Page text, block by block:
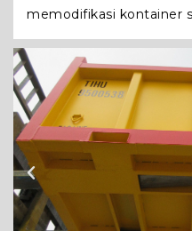
memodifikasi kontainer